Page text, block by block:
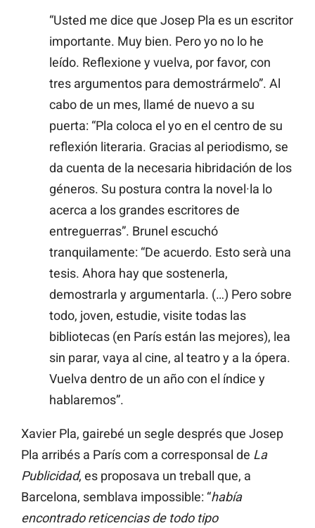
“Usted me dice que Josep Pla es un escritor
importante. Muy bien. Pero yo no lo he
leído. Reflexione y vuelva, por favor, con
tres argumentos para demostrármelo”. Al
cabo de un mes, llamé de nuevo a su
puerta: “Pla coloca el yo en el centro de su
reflexión literaria. Gracias al periodismo, se
da cuenta de la necesaria hibridación de los
géneros. Su postura contra la novel·la lo
acerca a los grandes escritores de
entreguerras”. Brunel escuchó
tranquilamente: “De acuerdo. Esto serà una
tesis. Ahora hay que sostenerla,
demostrarla y argumentarla. (…) Pero sobre
todo, joven, estudie, visite todas las
bibliotecas (en París están las mejores), lea
sin parar, vaya al cine, al teatro y a la ópera.
Vuelva dentro de un año con el índice y
hablaremos”.
Xavier Pla, gairebé un segle després que Josep
Pla arribés a París com a corresponsal de La
Publicidad, es proposava un treball que, a
Barcelona, semblava impossible: “había
encontrado reticencias de todo tipo